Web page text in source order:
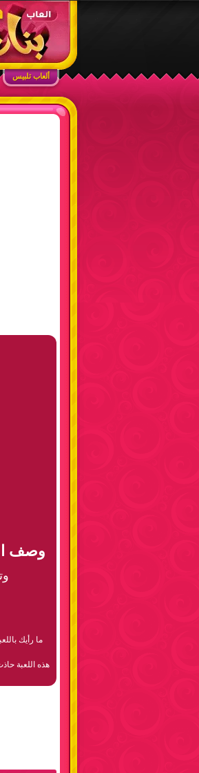
ألعاب بنات
ابحث في الموقع
ألعاب تلبيس
وصف
ما رأيك
هذه اللعبة حاذت